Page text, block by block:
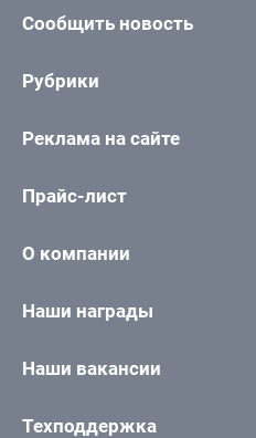
Сообщить новость
Рубрики
Реклама на сайте
Прайс-лист
О компании
Наши награды
Наши вакансии
Техподдержка